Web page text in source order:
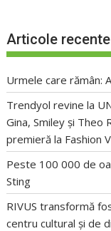
Articole recente
Urmele care rămân:
Trendyol revine la
Gina, Smiley și Theo
premieră la Fashion
Peste 100 000 de
Sting
RIVUS transformă
centru cultural și de